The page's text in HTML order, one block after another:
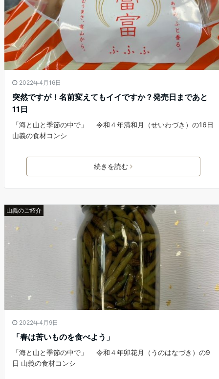
2022年4月16日
突然ですが！名前変えてもイイですか？発売日まであと
11日
「海と山と季節の中で」 令和４年清和月（せいわづき）の16日
山義の食材コンシ
続きを読む
山義のご紹介
2022年4月9日
「春は苦いものを食べよう」
「海と山と季節の中で」 令和４年卯花月（うのはなづき）の9
日 山義の食材コンシ